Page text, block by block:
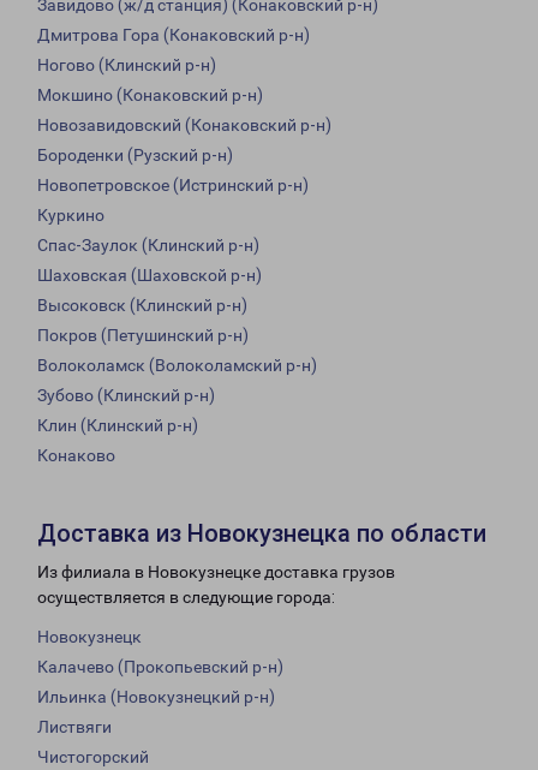
Завидово (ж/д станция) (Конаковский р-н)
Дмитрова Гора (Конаковский р-н)
Ногово (Клинский р-н)
Мокшино (Конаковский р-н)
Новозавидовский (Конаковский р-н)
Бороденки (Рузский р-н)
Новопетровское (Истринский р-н)
Куркино
Спас-Заулок (Клинский р-н)
Шаховская (Шаховской р-н)
Высоковск (Клинский р-н)
Покров (Петушинский р-н)
Волоколамск (Волоколамский р-н)
Зубово (Клинский р-н)
Клин (Клинский р-н)
Конаково
Доставка из Новокузнецка по области
Из филиала в Новокузнецке доставка грузов
осуществляется в следующие города:
Новокузнецк
Калачево (Прокопьевский р-н)
Ильинка (Новокузнецкий р-н)
Листвяги
Чистогорский